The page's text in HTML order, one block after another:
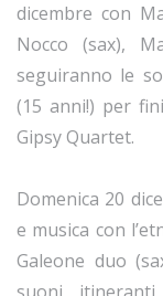
dicembre con
Nocco (sax),
seguiranno le
(15 anni!) per
Gipsy Quartet.
Domenica 20
e musica con
Galeone duo